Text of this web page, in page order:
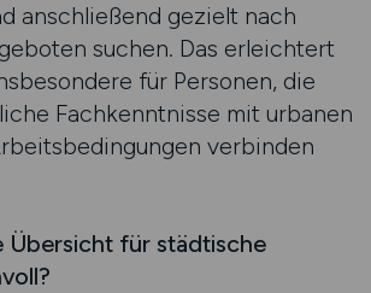
anschließend gezielt nach
suchen. Das erleichtert
für Personen, die
Fachkenntnisse mit urbanen
verbinden
Übersicht für städtische